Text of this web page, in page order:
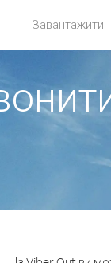
Завантажити